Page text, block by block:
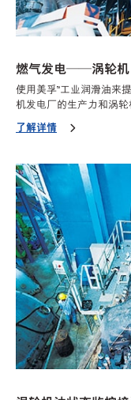
燃气发电——涡轮机
使用美孚™工业润滑油来
机发电厂的生产力和涡轮
了解详情